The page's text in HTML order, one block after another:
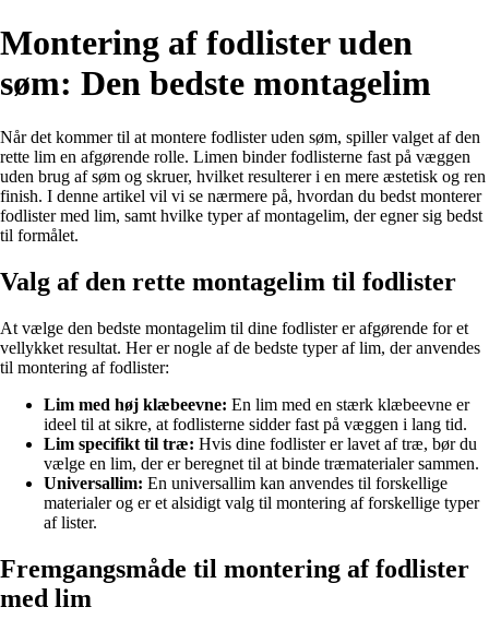
Montering af fodlister uden
søm: Den bedste montagelim
Når det kommer til at montere fodlister uden søm, spiller valget af den
rette lim en afgørende rolle. Limen binder fodlisterne fast på væggen
uden brug af søm og skruer, hvilket resulterer i en mere æstetisk og ren
finish. I denne artikel vil vi se nærmere på, hvordan du bedst monterer
fodlister med lim, samt hvilke typer af montagelim, der egner sig bedst
til formålet.
Valg af den rette montagelim til fodlister
At vælge den bedste montagelim til dine fodlister er afgørende for et
vellykket resultat. Her er nogle af de bedste typer af lim, der anvendes
til montering af fodlister:
Lim med høj klæbeevne: En lim med en stærk klæbeevne er
ideel til at sikre, at fodlisterne sidder fast på væggen i lang tid.
Lim specifikt til træ: Hvis dine fodlister er lavet af træ, bør du
vælge en lim, der er beregnet til at binde træmaterialer sammen.
Universallim: En universallim kan anvendes til forskellige
materialer og er et alsidigt valg til montering af forskellige typer
af lister.
Fremgangsmåde til montering af fodlister
med lim